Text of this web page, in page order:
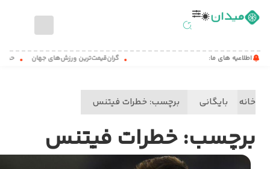
اطلاعیه های ما: گران‌قیمت‌ترین ورزش‌های جهان
خانه بایگانی برچسب: خطرات فیتنس
برچسب:خطرات فیتنس
صفحه
اصلی
اخبار
ورزشی
آموزشی
میدان